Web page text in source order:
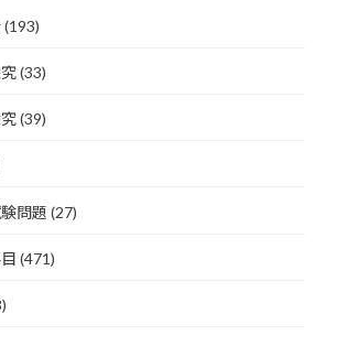
(193)
(33)
(39)
問題 (27)
(471)